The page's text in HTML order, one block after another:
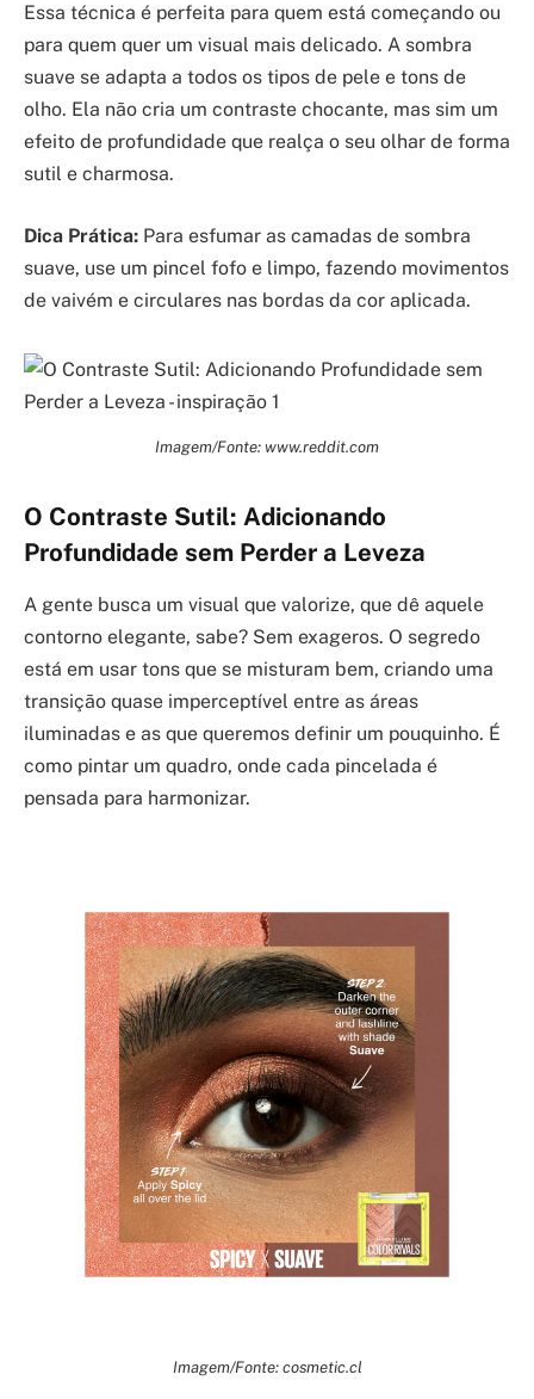
Essa técnica é perfeita para quem está começando ou
para quem quer um visual mais delicado. A sombra
suave se adapta a todos os tipos de pele e tons de
olho. Ela não cria um contraste chocante, mas sim um
efeito de profundidade que realça o seu olhar de forma
sutil e charmosa.
Dica Prática: Para esfumar as camadas de sombra
suave, use um pincel fofo e limpo, fazendo movimentos
de vaivém e circulares nas bordas da cor aplicada.
Imagem/Fonte: www.reddit.com
O Contraste Sutil: Adicionando
Profundidade sem Perder a Leveza
A gente busca um visual que valorize, que dê aquele
contorno elegante, sabe? Sem exageros. O segredo
está em usar tons que se misturam bem, criando uma
transição quase imperceptível entre as áreas
iluminadas e as que queremos definir um pouquinho. É
como pintar um quadro, onde cada pincelada é
pensada para harmonizar.
Imagem/Fonte: cosmetic.cl